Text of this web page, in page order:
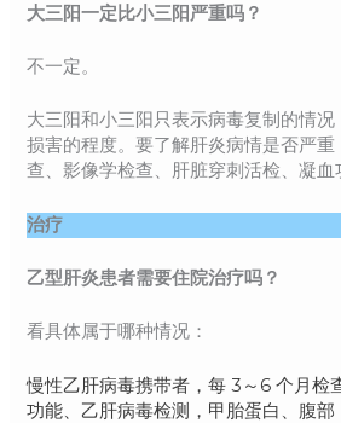
大三阳一定比小三阳严重吗？
不一定。
大三阳和小三阳只表示病毒复制的情
损害的程度。要了解肝炎病情是否严
查、影像学检查、肝脏穿刺活检、凝血
治疗
乙型肝炎患者需要住院治疗吗？
看具体属于哪种情况：
慢性乙肝病毒携带者，每 3～6 个月检
功能、乙肝病毒检测，甲胎蛋白、腹